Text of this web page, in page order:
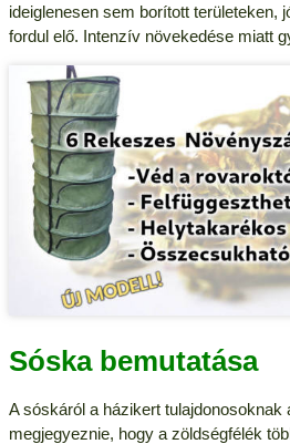
ideiglenesen sem borított területeken,
fordul elő. Intenzív növekedése miatt
Sóska bemutatása
A sóskáról a házikert tulajdonosoknak
megjegyeznie, hogy a zöldségfélék